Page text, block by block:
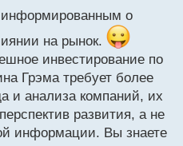
информированным о
на рынок.
инвестирование по
Грэма требует более
и анализа компаний, их
развития, а не
информации. Вы знаете